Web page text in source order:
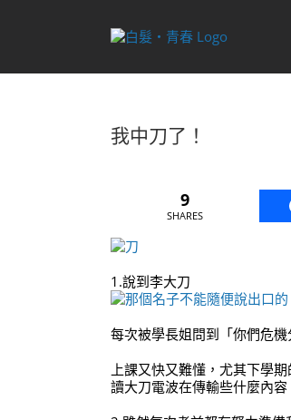
我中刀了！
9
SHARES
1.說到李大刀
每次被學長姐問到「你們危
上課又快又難懂，尤其下學
讀大刀電波在傳輸些什麼內